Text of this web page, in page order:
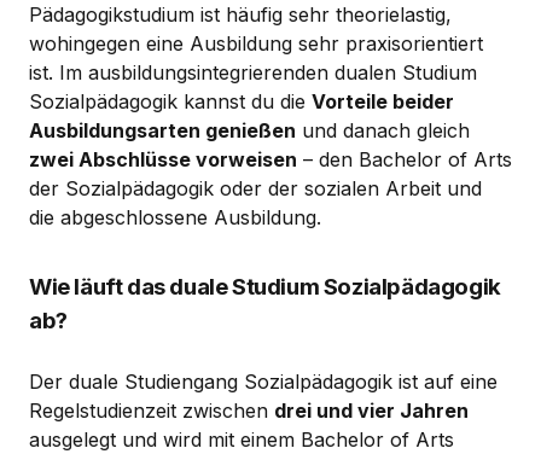
Pädagogikstudium ist häufig sehr theorielastig,
wohingegen eine Ausbildung sehr praxisorientiert
ist. Im ausbildungsintegrierenden dualen Studium
Sozialpädagogik kannst du die Vorteile beider
Ausbildungsarten genießen und danach gleich
zwei Abschlüsse vorweisen – den Bachelor of Arts
der Sozialpädagogik oder der sozialen Arbeit und
die abgeschlossene Ausbildung.
Wie läuft das duale Studium Sozialpädagogik
ab?
Der duale Studiengang Sozialpädagogik ist auf eine
Regelstudienzeit zwischen drei und vier Jahren
ausgelegt und wird mit einem Bachelor of Arts